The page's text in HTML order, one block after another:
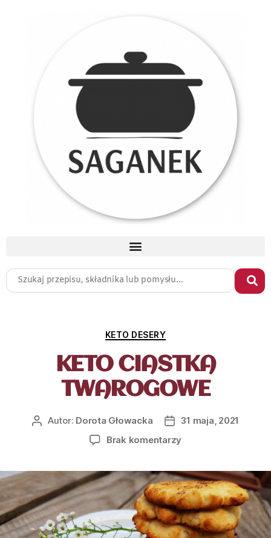
KETO DESERY
KETO CIASTKA
TWAROGOWE
Autor: Dorota Głowacka
31 maja, 2021
Brak komentarzy